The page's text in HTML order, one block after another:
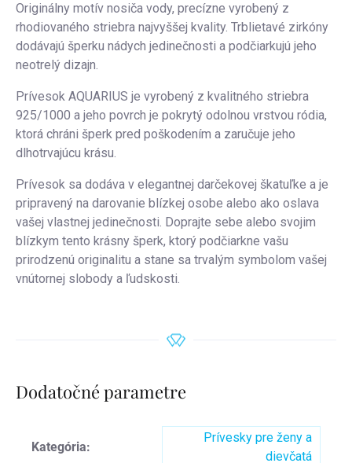
Originálny motív nosiča vody, precízne vyrobený z
rhodiovaného striebra najvyššej kvality. Trblietavé zirkóny
dodávajú šperku nádych jedinečnosti a podčiarkujú jeho
neotrelý dizajn.
Prívesok AQUARIUS je vyrobený z kvalitného striebra
925/1000 a jeho povrch je pokrytý odolnou vrstvou ródia,
ktorá chráni šperk pred poškodením a zaručuje jeho
dlhotrvajúcu krásu.
Prívesok sa dodáva v elegantnej darčekovej škatuľke a je
pripravený na darovanie blízkej osobe alebo ako oslava
vašej vlastnej jedinečnosti. Doprajte sebe alebo svojim
blízkym tento krásny šperk, ktorý podčiarkne vašu
prirodzenú originalitu a stane sa trvalým symbolom vašej
vnútornej slobody a ľudskosti.
Dodatočné parametre
Kategória:
Prívesky pre ženy a
dievčatá